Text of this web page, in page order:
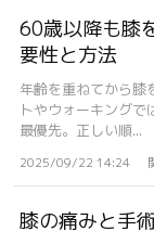
60歳以降も膝
要性と方法
年齢を重ねてから膝
トやウォーキング
最優先。正しい順...
2025/09/22 14:24
膝の痛みと手